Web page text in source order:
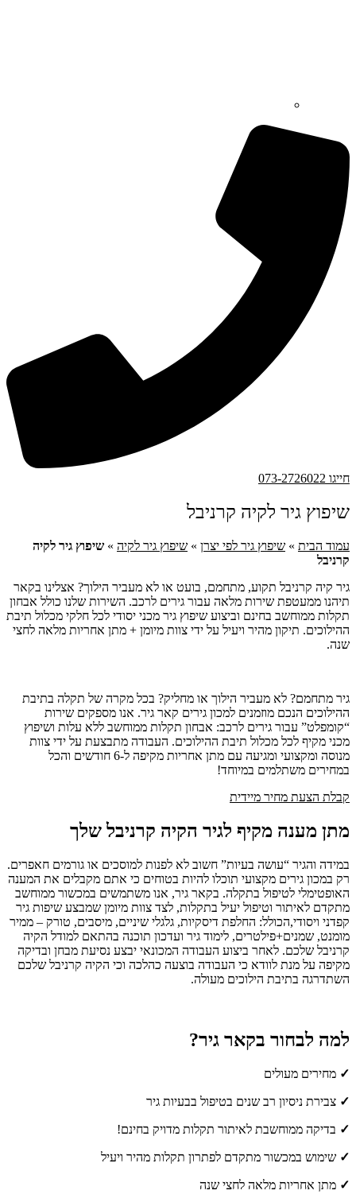
חייגו 073-2726022
שיפוץ גיר לקיה קרניבל
עמוד הבית » שיפוץ גיר לפי יצרן » שיפוץ גיר לקיה » שיפוץ גיר לקיה
קרניבל
גיר קיה קרניבל תקוע, מתחמם, בועט או לא מעביר הילוך? אצלינו בקאר
תיהנו ממעטפת שירות מלאה עבור גירים לרכב. השירות שלנו כולל אבחון
תקלות ממוחשב בחינם וביצוע שיפוץ גיר מכני יסודי לכל חלקי מכלול תיבת
ההילוכים. תיקון מהיר ויעיל על ידי צוות מיומן + מתן אחריות מלאה לחצי
שנה.
גיר מתחמם? לא מעביר הילוך או מחליק? בכל מקרה של תקלה בתיבת
ההילוכים הנכם מוזמנים למכון גירים קאר גיר. אנו מספקים שירות
“קומפלט” עבור גירים לרכב: אבחון תקלות ממוחשב ללא עלות ושיפוץ
מכני מקיף לכל מכלול תיבת ההילוכים. העבודה מתבצעת על ידי צוות
מנוסה ומקצועי ומגיעה עם מתן אחריות מקיפה ל-6 חודשים והכל
במחירים משתלמים במיוחד!
קבלת הצעת מחיר מיידית
מתן מענה מקיף לגיר הקיה קרניבל שלך
במידה והגיר “עושה בעיות” חשוב לא לפנות למוסכים או גורמים חאפרים.
רק במכון גירים מקצועי תוכלו להיות בטוחים כי אתם מקבלים את המענה
האופטימלי לטיפול בתקלה. בקאר גיר, אנו משתמשים במכשור ממוחשב
מתקדם לאיתור וטיפול יעיל בתקלות, לצד צוות מיומן שמבצע שיפות גיר
קפדני ויסודי,הכולל: החלפת דיסקיות, גלגלי שיניים, מיסבים, טורק – ממיר
מומנט, שמנים+פילטרים, לימוד גיר ועדכון תוכנה בהתאם למודל הקיה
קרניבל שלכם. לאחר ביצוע העבודה המכונאי יבצע נסיעת מבחן ובדיקה
מקיפה על מנת לוודא כי העבודה בוצעה כהלכה וכי הקיה קרניבל שלכם
השתדרגה בתיבת הילוכים מעולה.
למה לבחור בקאר גיר?
✓ מחירים מעולים
✓ צבירת ניסיון רב שנים בטיפול בבעיות גיר
✓ בדיקה ממוחשבת לאיתור תקלות מדויק בחינם!
✓ שימוש במכשור מתקדם לפתרון תקלות מהיר ויעיל
✓ מתן אחריות מלאה לחצי שנה